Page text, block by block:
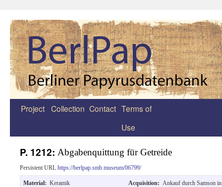
Zum
Project Collection Contact Terms of
Use
P. 1212: Abgabenquittung für Getreide
Persistent URL https://berlpap.smb.museum/06799/
Material: Keramik Acquisition: Ankauf durch Samson in